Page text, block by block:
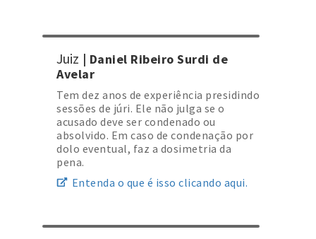
Juiz | Daniel Ribeiro Surdi de
Avelar
Tem dez anos de experiência presidindo
sessões de júri. Ele não julga se o
acusado deve ser condenado ou
absolvido. Em caso de condenação por
dolo eventual, faz a dosimetria da
pena.
Entenda o que é isso clicando aqui.